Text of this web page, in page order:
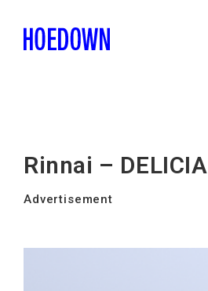
Rinnai – DELICIA
Advertisement